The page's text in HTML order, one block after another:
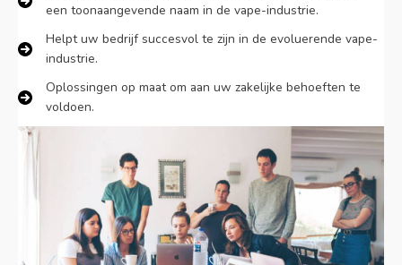
een toonaangevende naam in de vape-industrie.
Helpt uw bedrijf succesvol te zijn in de evoluerende vape-
industrie.
Oplossingen op maat om aan uw zakelijke behoeften te
voldoen.
Lithuanian
Slovenian
Greek